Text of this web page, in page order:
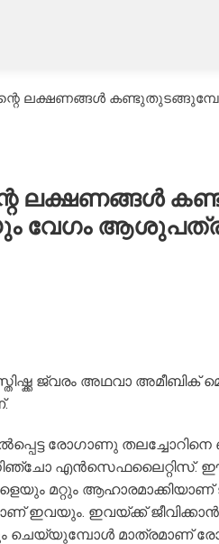
ലക്ഷണങ്ങൾ
ലക്ഷണങ്ങൾ
വേഗം
ജ്വരം അഥവാ
രോഗാണു
എൻസെഫലൈറ്റിസ്.
മറ്റും
ഇവയും. ഇവയ്ക്ക്
ചെയ്യുമ്പോൾ മാത്രമാണ്